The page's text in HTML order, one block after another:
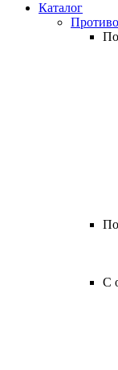
Каталог
По
По
С